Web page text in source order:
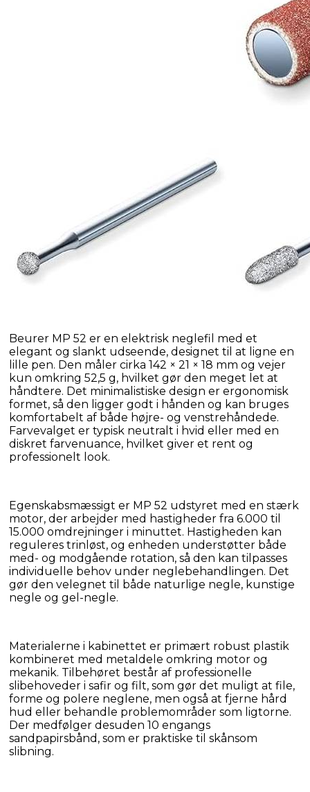
Beurer MP 52 er en elektrisk neglefil med et
elegant og slankt udseende, designet til at ligne en
lille pen. Den måler cirka 142 × 21 × 18 mm og vejer
kun omkring 52,5 g, hvilket gør den meget let at
håndtere. Det minimalistiske design er ergonomisk
formet, så den ligger godt i hånden og kan bruges
komfortabelt af både højre- og venstrehåndede.
Farvevalget er typisk neutralt i hvid eller med en
diskret farvenuance, hvilket giver et rent og
professionelt look.
Egenskabsmæssigt er MP 52 udstyret med en stærk
motor, der arbejder med hastigheder fra 6.000 til
15.000 omdrejninger i minuttet. Hastigheden kan
reguleres trinløst, og enheden understøtter både
med- og modgående rotation, så den kan tilpasses
individuelle behov under neglebehandlingen. Det
gør den velegnet til både naturlige negle, kunstige
negle og gel-negle.
Materialerne i kabinettet er primært robust plastik
kombineret med metaldele omkring motor og
mekanik. Tilbehøret består af professionelle
slibehoveder i safir og filt, som gør det muligt at file,
forme og polere neglene, men også at fjerne hård
hud eller behandle problemområder som ligtorne.
Der medfølger desuden 10 engangs
sandpapirsbånd, som er praktiske til skånsom
slibning.